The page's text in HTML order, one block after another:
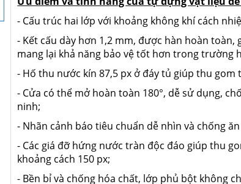
- Cấu trúc hai lớp với khoảng không khí cách
- Kết cấu dày hơn 1,2 mm, được hàn hoàn
mang lại khả năng bảo vệ tốt hơn trong trường
- Hố thu nước kín 87,5 px ở đáy tủ giúp thu
- Cửa có thể mở hoàn toàn 180°, dễ sử dụng,
ninh;
- Nhãn cảnh báo tiêu chuẩn dễ nhìn và chống
- Các giá đỡ hứng nước tràn độc đáo giúp thu
khoảng cách 150 px;
- Bền bỉ và chống hóa chất, lớp phủ bột không